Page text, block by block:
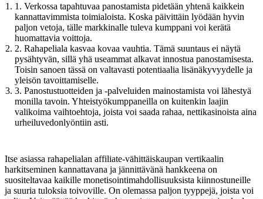
1. Verkossa tapahtuvaa panostamista pidetään yhtenä kaikkein
kannattavimmista toimialoista. Koska päivittäin lyödään hyvin
paljon vetoja, tälle markkinalle tuleva kumppani voi kerätä
huomattavia voittoja.
2. Rahapeliala kasvaa kovaa vauhtia. Tämä suuntaus ei näytä
pysähtyvän, sillä yhä useammat alkavat innostua panostamisesta.
Toisin sanoen tässä on valtavasti potentiaalia lisänäkyvyydelle ja
yleisön tavoittamiselle.
3. Panostustuotteiden ja -palveluiden mainostamista voi lähestyä
monilla tavoin. Yhteistyökumppaneilla on kuitenkin laajin
valikoima vaihtoehtoja, joista voi saada rahaa, nettikasinoista aina
urheiluvedonlyöntiin asti.
Itse asiassa rahapelialan affiliate-vähittäiskaupan vertikaalin
harkitseminen kannattavana ja jännittävänä hankkeena on
suositeltavaa kaikille monetisointimahdollisuuksista kiinnostuneille
ja suuria tuloksia toivoville. On olemassa paljon tyyppejä, joista voi